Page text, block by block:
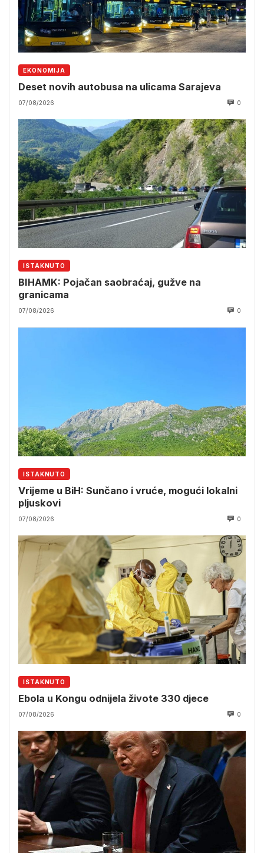
EKONOMIJA
Deset novih autobusa na ulicama Sarajeva
07/08/2026 0
ISTAKNUTO
BIHAMK: Pojačan saobraćaj, gužve na
granicama
07/08/2026 0
ISTAKNUTO
Vrijeme u BiH: Sunčano i vruće, mogući lokalni
pljuskovi
07/08/2026 0
ISTAKNUTO
Ebola u Kongu odnijela živote 330 djece
07/08/2026 0